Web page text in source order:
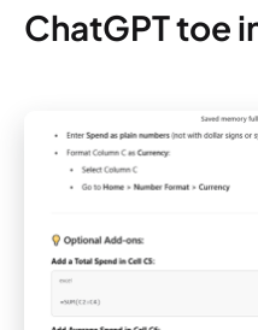
ChatGPT toe